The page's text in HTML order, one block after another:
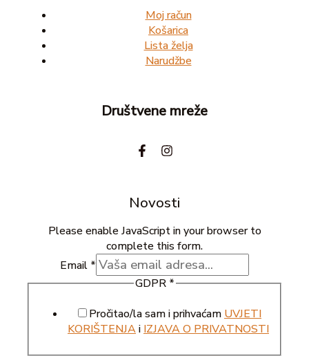
Moj račun
Košarica
Lista želja
Narudžbe
Društvene mreže
Novosti
Please enable JavaScript in your browser to
complete this form.
Email *
GDPR *
Pročitao/la sam i prihvaćam UVJETI
KORIŠTENJAi IZJAVA O PRIVATNOSTI